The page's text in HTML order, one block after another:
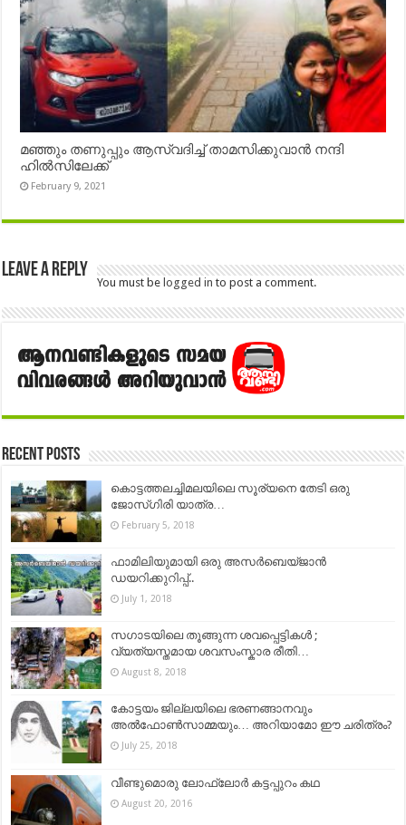
മഞ്ഞും തണുപ്പും ആസ്വദിച്ച് താമസിക്കുവാൻ നന്ദി
ഹിൽസിലേക്ക്
February 9, 2021
Leave a Reply
You must belogged in to post a comment.
Recent Posts
കൊട്ടത്തലച്ചിമലയിലെ സൂര്യനെ തേടി ഒരു
ജോസ്‌ഗിരി യാത്ര…
February 5, 2018
ഫാമിലിയുമായി ഒരു അസർബെയ്ജാൻ
ഡയറിക്കുറിപ്പ്..
July 1, 2018
സഗാടയിലെ തൂങ്ങുന്ന ശവപ്പെട്ടികൾ ;
വ്യത്യസ്തമായ ശവസംസ്കാര രീതി…
August 8, 2018
കോട്ടയം ജില്ലയിലെ ഭരണങ്ങാനവും
അല്‍ഫോണ്‍സാമ്മയും… അറിയാമോ ഈ ചരിത്രം?
July 25, 2018
വീണ്ടുമൊരു ലോഫ്ലോര്‍ കട്ടപ്പുറം കഥ
August 20, 2016